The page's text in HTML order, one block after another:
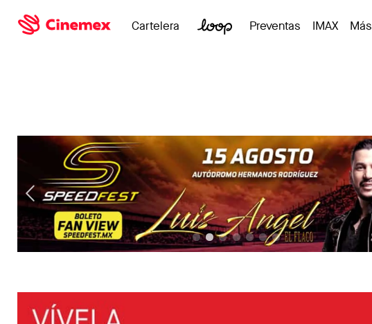
Cartelera Preventas IMAX Más